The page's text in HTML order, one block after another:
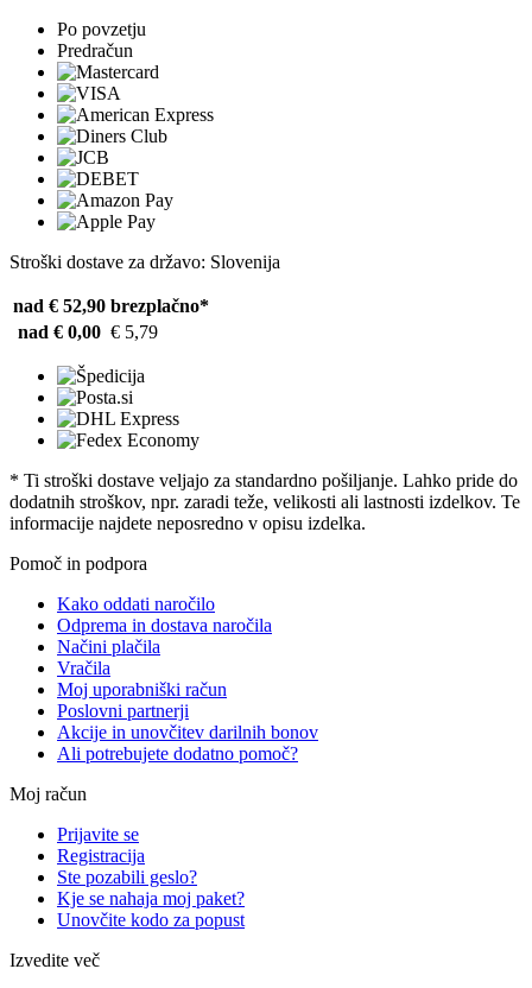
Po povzetju
Predračun
Stroški dostave za državo: Slovenija
nad € 52,90 brezplačno*
nad € 0,00 € 5,79
* Ti stroški dostave veljajo za standardno pošiljanje. Lahko pride do
dodatnih stroškov, npr. zaradi teže, velikosti ali lastnosti izdelkov. Te
informacije najdete neposredno v opisu izdelka.
Pomoč in podpora
Kako oddati naročilo
Odprema in dostava naročila
Načini plačila
Vračila
Moj uporabniški račun
Poslovni partnerji
Akcije in unovčitev darilnih bonov
Ali potrebujete dodatno pomoč?
Moj račun
Prijavite se
Registracija
Ste pozabili geslo?
Kje se nahaja moj paket?
Unovčite kodo za popust
Izvedite več